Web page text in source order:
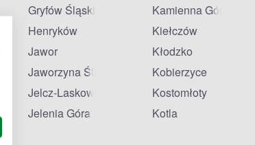
Gryfów Śląski
Henryków
Jawor
Jaworzyna Śląska
Jelcz-Laskowice
Jelenia Góra
Kamienna Góra
Kiełczów
Kłodzko
Kobierzyce
Kostomłoty
Kotla